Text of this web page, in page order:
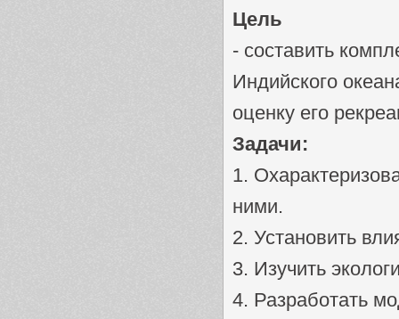
Цель
- составить
Индийского
оценку его
Задачи:
1.
ними.
2. Установить
3. Изучить
4. Разработать